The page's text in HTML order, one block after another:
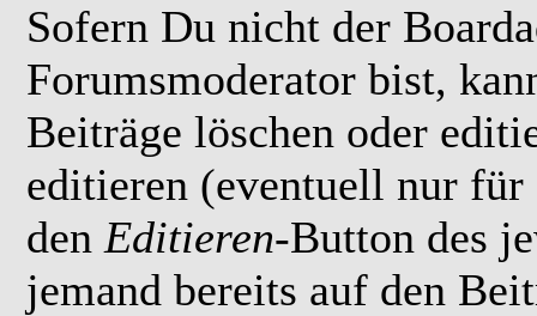
Sofern Du nicht der
Forumsmoderator bist,
Beiträge löschen oder
editieren (eventuell nur
den Editieren-Button des
jemand bereits auf den